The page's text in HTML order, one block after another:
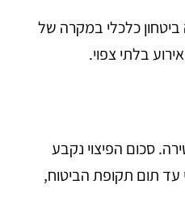
ביטחון כלכלי במקרה של
בלתי צפוי.
סכום הפיצוי נקבע
תום תקופת הביטוח,